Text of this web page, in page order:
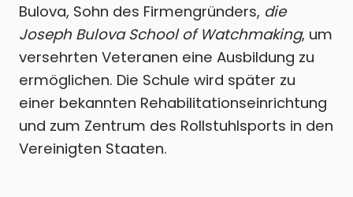
Bulova, Sohn des Firmengründers, die
Joseph Bulova School of Watchmaking, um
versehrten Veteranen eine Ausbildung zu
ermöglichen. Die Schule wird später zu
einer bekannten Rehabilitationseinrichtung
und zum Zentrum des Rollstuhlsports in den
Vereinigten Staaten.